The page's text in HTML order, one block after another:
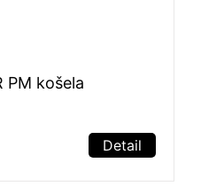
PM košela
Detail